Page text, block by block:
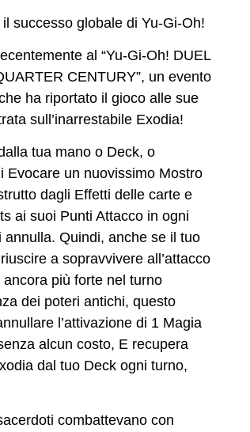
successo globale di Yu‑Gi‑Oh!
al “Yu‑Gi‑Oh! DUEL
CENTURY”, un evento
ha riportato il gioco alle sue
sull’inarrestabile Exodia!
tua mano o Deck, o
Evocare un nuovissimo Mostro
dagli Effetti delle carte e
ai suoi Punti Attacco in ogni
Quindi, anche se il tuo
a sopravvivere all’attacco
più forte nel turno
dei poteri antichi, questo
l’attivazione di 1 Magia
alcun costo, E recupera
dal tuo Deck ogni turno,
combattevano con